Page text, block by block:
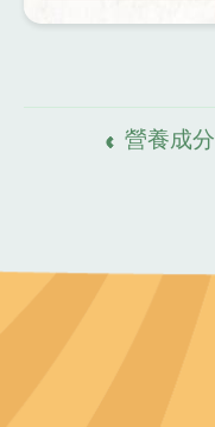
營養成分